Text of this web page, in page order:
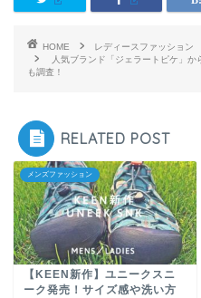
HOME
レディースファッション
人気ブランド「ジェラートピケ」
も調査！
RELATED POST
メンズファッション
【KEEN新作】ユニークスニ
ーク発売！サイズ感や洗い方